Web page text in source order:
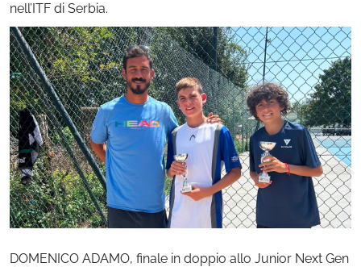
nell’ITF di Serbia.
DOMENICO ADAMO, finale in doppio allo Junior Next Gen